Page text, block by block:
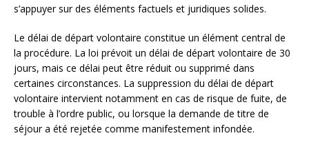
s’appuyer sur des éléments factuels et juridiques solides.
Le délai de départ volontaire constitue un élément central de
la procédure. La loi prévoit un délai de départ volontaire de 30
jours, mais ce délai peut être réduit ou supprimé dans
certaines circonstances. La suppression du délai de départ
volontaire intervient notamment en cas de risque de fuite, de
trouble à l’ordre public, ou lorsque la demande de titre de
séjour a été rejetée comme manifestement infondée.